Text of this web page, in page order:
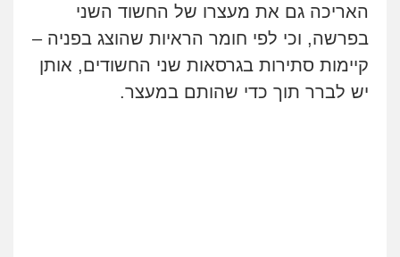
האריכה גם את מעצרו של החשוד השני
בפרשה, וכי לפי חומר הראיות שהוצג בפניה –
קיימות סתירות בגרסאות שני החשודים, אותן
יש לברר תוך כדי שהותם במעצר.
רונן הלל – מוניטין
מחיקת כתבות מגוגל ודחיקת אזכורים
שליליים
שירותים מקצועיים לעורכי דין
0522508109